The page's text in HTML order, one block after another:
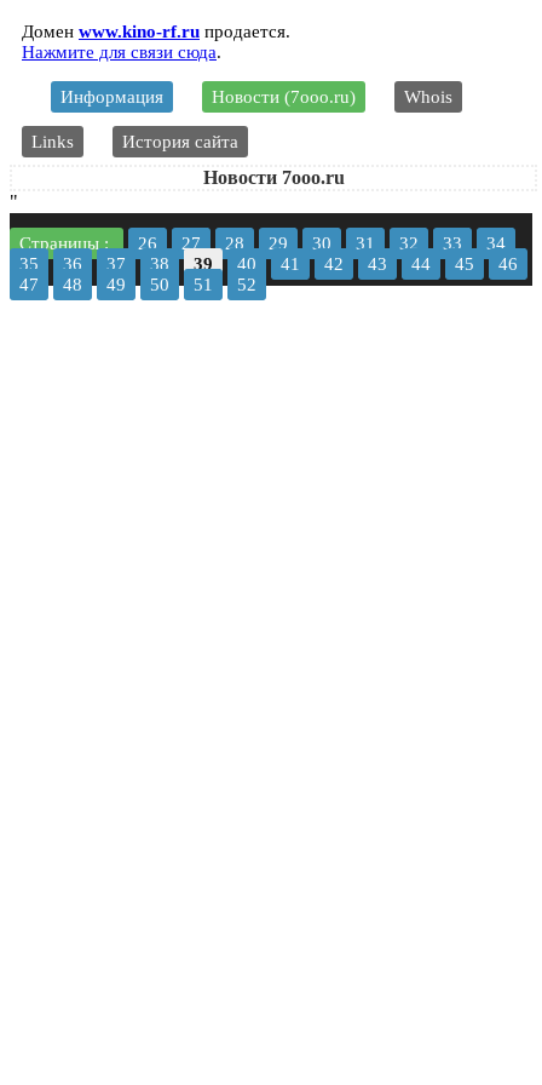
Домен www.kino-rf.ru продается.
Нажмите для связи сюда.
Информация Новости (7ooo.ru) Whois
Links История сайта
Новости 7ooo.ru
"
Страницы : 26 27 28 29 30 31 32 33
34
35
36 37 38 39 40 41 42 43 44 45
46
47
48 49 50 51 52